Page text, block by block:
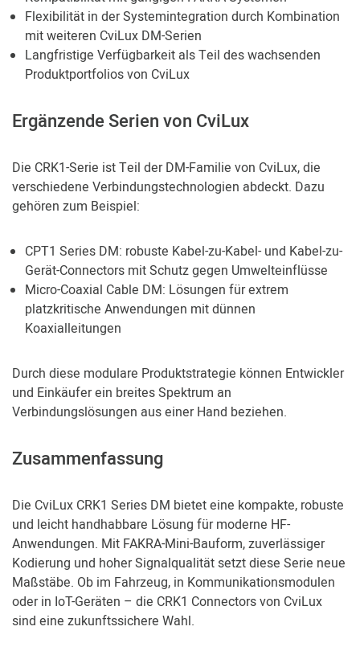
Flexibilität in der Systemintegration durch Kombination
mit weiteren CviLux DM-Serien
Langfristige Verfügbarkeit als Teil des wachsenden
Produktportfolios von CviLux
Ergänzende Serien von CviLux
Die CRK1-Serie ist Teil der DM-Familie von CviLux, die
verschiedene Verbindungstechnologien abdeckt. Dazu
gehören zum Beispiel:
CPT1 Series DM: robuste Kabel-zu-Kabel- und Kabel-zu-
Gerät-Connectors mit Schutz gegen Umwelteinflüsse
Micro-Coaxial Cable DM: Lösungen für extrem
platzkritische Anwendungen mit dünnen
Koaxialleitungen
Durch diese modulare Produktstrategie können Entwickler
und Einkäufer ein breites Spektrum an
Verbindungslösungen aus einer Hand beziehen.
Zusammenfassung
Die CviLux CRK1 Series DM bietet eine kompakte, robuste
und leicht handhabbare Lösung für moderne HF-
Anwendungen. Mit FAKRA-Mini-Bauform, zuverlässiger
Kodierung und hoher Signalqualität setzt diese Serie neue
Maßstäbe. Ob im Fahrzeug, in Kommunikationsmodulen
oder in IoT-Geräten – die CRK1 Connectors von CviLux
sind eine zukunftssichere Wahl.